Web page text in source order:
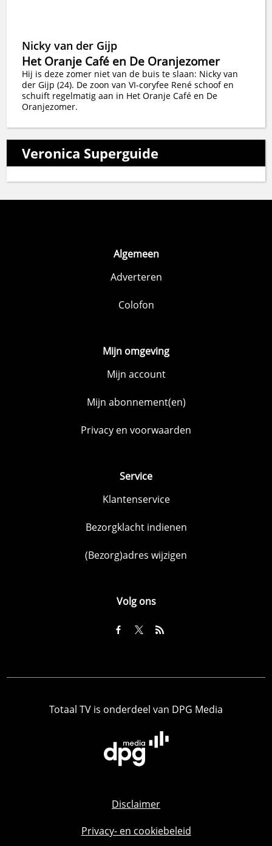
Nicky van der Gijp
Het Oranje Café en De Oranjezomer
Hij is deze zomer niet van de buis te slaan: Nicky van
der Gijp (24). De zoon van VI-coryfee René schoof en
schuift regelmatig aan in Het Oranje Café en De
Oranjezomer.
Veronica Superguide
Algemeen
Adverteren
Colofon
Mijn omgeving
Mijn account
Mijn abonnement(en)
Privacy en voorwaarden
Service
Klantenservice
Bezorgklacht indienen
(Bezorg)adres wijzigen
Volg ons
Totaal TV is onderdeel van DPG Media
Disclaimer
Privacy- en cookiebeleid